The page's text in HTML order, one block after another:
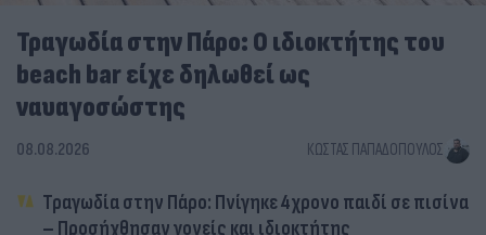
Τραγωδία στην Πάρο: Ο ιδιοκτήτης του
beach bar είχε δηλωθεί ως
ναυαγοσώστης
08.08.2026 ΚΏΣΤΑΣ ΠΑΠΑΔΌΠΟΥΛΟΣ
Τραγωδία στην Πάρο: Πνίγηκε 4χρονο παιδί σε πισίνα
– Προσήχθησαν γονείς και ιδιοκτήτης